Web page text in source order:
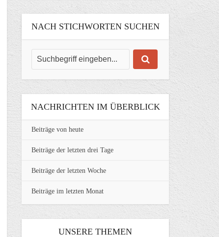
NACH STICHWORTEN SUCHEN
NACHRICHTEN IM ÜBERBLICK
Beiträge von heute
Beiträge der letzten drei Tage
Beiträge der letzten Woche
Beiträge im letzten Monat
UNSERE THEMEN